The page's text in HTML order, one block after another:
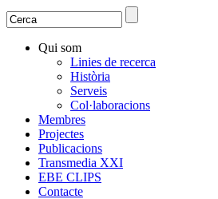
Search form
Search
Qui som
Linies de recerca
Història
Serveis
Col·laboracions
Membres
Projectes
Publicacions
Transmedia XXI
EBE CLIPS
Contacte